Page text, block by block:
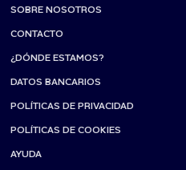
SOBRE NOSOTROS
CONTACTO
¿DÓNDE ESTAMOS?
DATOS BANCARIOS
POLÍTICAS DE PRIVACIDAD
POLÍTICAS DE COOKIES
AYUDA